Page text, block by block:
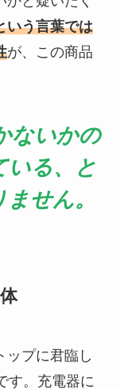
いう言葉では
が、この商品
ないかの
いる、と
せん。
ップに君臨し
す。充電器に